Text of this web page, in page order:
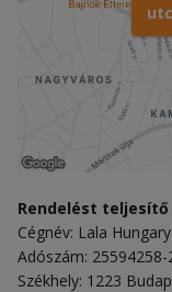
Rendelést
Cégnév: Lala
Adószám: 25594258-
Székhely: 1223